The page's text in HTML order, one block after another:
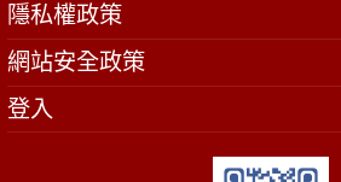
隱私權政策
網站安全政策
登入